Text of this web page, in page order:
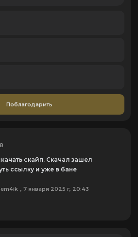
Поблагодарить
скайп. Скачал зашел
ссылку и уже в бане
, 7 января 2025 г, 20:43